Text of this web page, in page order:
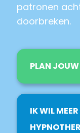
patronen
doorbreken.
PLAN JOUW
IK WIL